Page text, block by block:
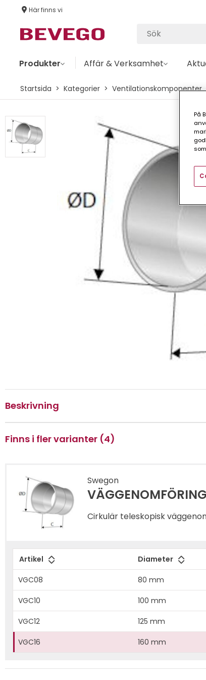
Här finns vi
Produkter Affär & Verksamhet
Startsida Kategorier Ventilationskomponenter
Beskrivning
Finns i fler varianter (4)
Swegon
Cirkulär teleskopisk
Artikel Diameter
VGC08 80 mm
VGC10 100 mm
VGC12 125 mm
VGC16 160 mm
På